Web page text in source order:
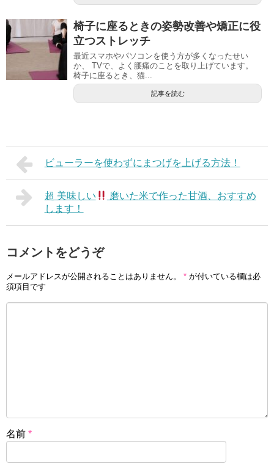
椅子に座るときの姿勢改善や矯正に役
立つストレッチ
最近スマホやパソコンを使う方が多くなったせい
か、 TVで、よく腰痛のことを取り上げています。
椅子に座るとき、猫...
記事を読む
ビューラーを使わずにまつげを上げる方法！
超 美味しい
磨いた米で作った甘酒、おすすめ
します！
コメントをどうぞ
メールアドレスが公開されることはありません。 * が付いている欄は必
須項目です
名前 *